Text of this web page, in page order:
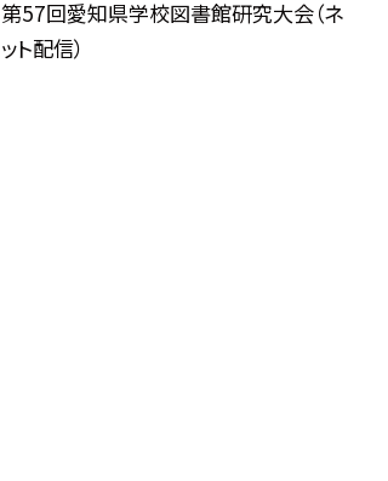
第57回愛知県学校図書館研究大会（ネ
ット配信）